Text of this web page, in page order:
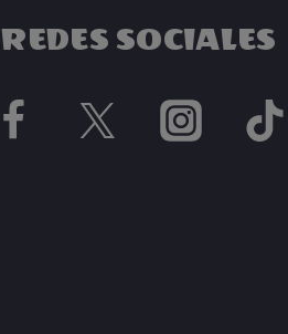
REDES SOCIALES